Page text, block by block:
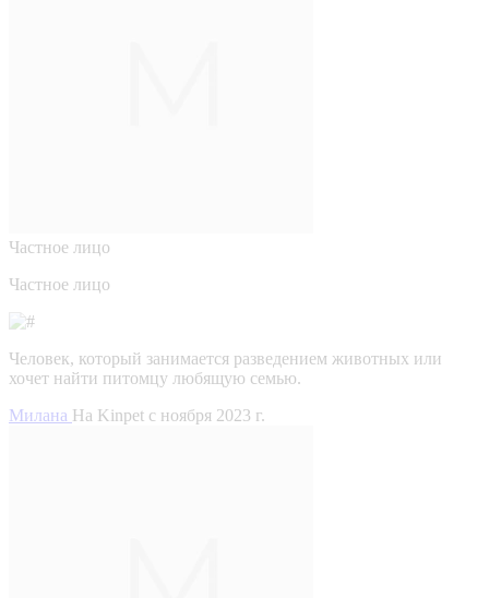
Частное лицо
Частное лицо
Человек, который занимается разведением животных или
хочет найти питомцу любящую семью.
Милана На Kinpet c ноября 2023 г.